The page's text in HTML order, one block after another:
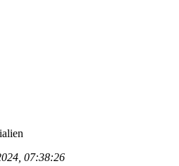
07:38:26